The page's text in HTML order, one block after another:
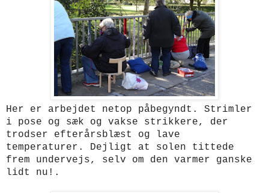
Her er arbejdet netop påbegyndt. Strimler
i pose og sæk og vakse strikkere, der
trodser efterårsblæst og lave
temperaturer. Dejligt at solen tittede
frem undervejs, selv om den varmer ganske
lidt nu!.